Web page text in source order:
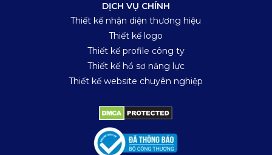
DỊCH VỤ CHÍNH
Thiết kế nhận diện thương hiệu
Thiết kế logo
Thiết kế profile công ty
Thiết kế hồ sơ năng lực
Thiết kế website chuyên nghiệp